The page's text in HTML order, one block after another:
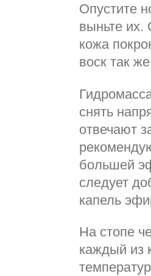
Опустите
выньте их.
кожа
воск так
снять
отвечают
большей
следует
капель
На стопе
каждый из